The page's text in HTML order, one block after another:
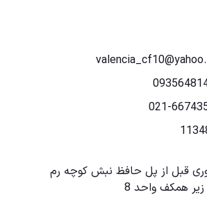
021-
قبل از پل حافظ نبش کوچه رم
همکف واحد 8